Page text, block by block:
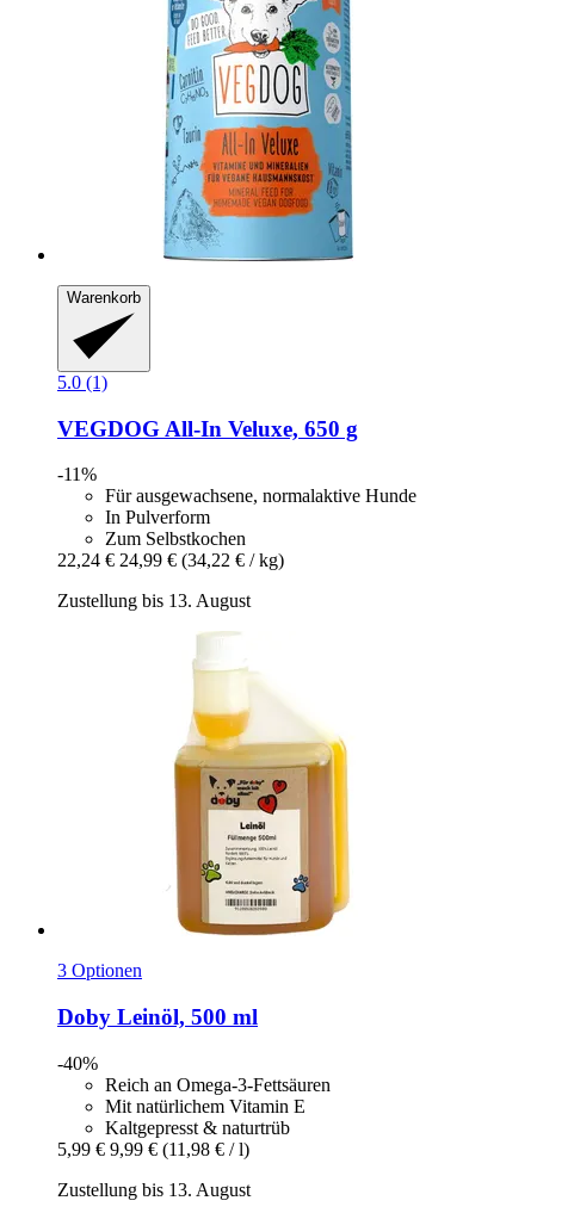
Warenkorb
5.0 (1)
VEGDOG All-​In Veluxe, 650 g
-11%
Für ausgewachsene, normalaktive Hunde
In Pulverform
Zum Selbstkochen
22,24 € 24,99 € (34,22 € / kg)
Zustellung bis 13. August
3 Optionen
Doby Leinöl, 500 ml
-40%
Reich an Omega-3-Fettsäuren
Mit natürlichem Vitamin E
Kaltgepresst & naturtrüb
5,99 € 9,99 € (11,98 € / l)
Zustellung bis 13. August